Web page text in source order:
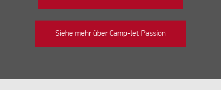
Siehe mehr über Camp-let Passion